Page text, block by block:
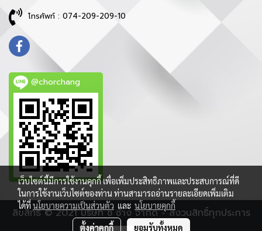
โทรศัพท์ : 074-209-209-10
@chorchang
ลิขสิทธิ์ © 2021 บริษัท ช ช้าง จำกัด - สงวนสิทธิ์ทุกประการ
เว็บไซต์นี้มีการใช้งานคุกกี้ เพื่อเพิ่มประสิทธิภาพและประสบการณ์ที่ดี
ในการใช้งานเว็บไซต์ของท่าน ท่านสามารถอ่านรายละเอียดเพิ่มเติม
ได้ที่นโยบายความเป็นส่วนตัว และ นโยบายคุกกี้
ตั้งค่าคุกกี้ ยอมรับทั้งหมด